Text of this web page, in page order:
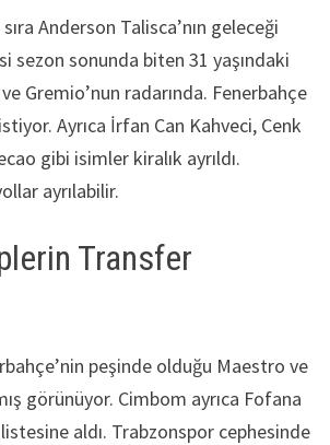
Anderson Talisca’nın geleceği
sezon sonunda biten 31 yaşındaki
Gremio’nun radarında. Fenerbahçe
Ayrıca İrfan Can Kahveci, Cenk
gibi isimler kiralık ayrıldı.
ayrılabilir.
Transfer
peşinde olduğu Maestro ve
görünüyor. Cimbom ayrıca Fofana
aldı. Trabzonspor cephesinde